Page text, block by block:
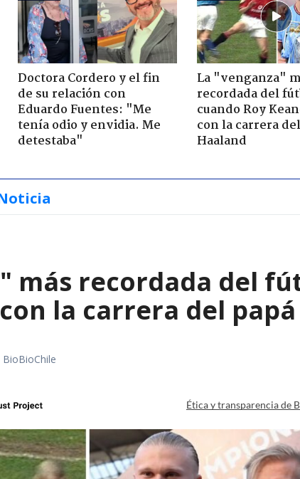
Doctora Cordero y el fin
de su relación con
Eduardo Fuentes: "Me
tenía odio y envidia. Me
detestaba"
La "venganza"
recordada del
cuando Roy
con la carrera
Haaland
más recordada del
la carrera del
Ética y transparencia de